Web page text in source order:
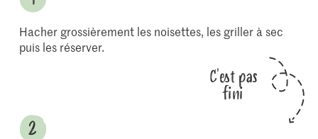
Hacher grossièrement les noisettes, les griller à sec
puis les réserver.
C'est pas
fini